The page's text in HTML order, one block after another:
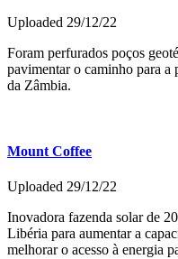
Uploaded 29/12/22
Foram perfurados poços
pavimentar o caminho para a
da Zâmbia.
Mount Coffee
Uploaded 29/12/22
Inovadora fazenda solar de
Libéria para aumentar a
melhorar o acesso à energia